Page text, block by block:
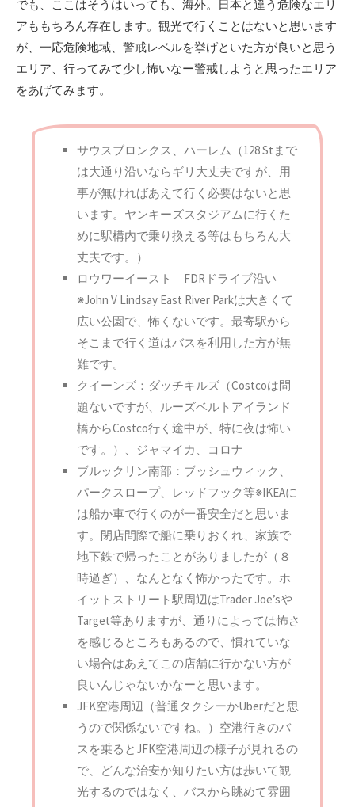
でも、ここはそうはいっても、海外。日本と違う危険なエリ
アももちろん存在します。観光で行くことはないと思います
が、一応危険地域、警戒レベルを挙げといた方が良いと思う
エリア、行ってみて少し怖いなー警戒しようと思ったエリア
をあげてみます。
サウスブロンクス、ハーレム（128 Stまで
は大通り沿いならギリ大丈夫ですが、用
事が無ければあえて行く必要はないと思
います。ヤンキーズスタジアムに行くた
めに駅構内で乗り換える等はもちろん大
丈夫です。）
ロウワーイースト FDRドライブ沿い
※John V Lindsay East River Parkは大きくて
広い公園で、怖くないです。最寄駅から
そこまで行く道はバスを利用した方が無
難です。
クイーンズ：ダッチキルズ（Costcoは問
題ないですが、ルーズベルトアイランド
橋からCostco行く途中が、特に夜は怖い
です。）、ジャマイカ、コロナ
ブルックリン南部：ブッシュウィック、
パークスロープ、レッドフック等※IKEAに
は船か車で行くのが一番安全だと思いま
す。閉店間際で船に乗りおくれ、家族で
地下鉄で帰ったことがありましたが（８
時過ぎ）、なんとなく怖かったです。ホ
イットストリート駅周辺はTrader Joe’sや
Target等ありますが、通りによっては怖さ
を感じるところもあるので、慣れていな
い場合はあえてこの店舗に行かない方が
良いんじゃないかなーと思います。
JFK空港周辺（普通タクシーかUberだと思
うので関係ないですね。）空港行きのバ
スを乗るとJFK空港周辺の様子が見れるの
で、どんな治安か知りたい方は歩いて観
光するのではなく、バスから眺めて雰囲